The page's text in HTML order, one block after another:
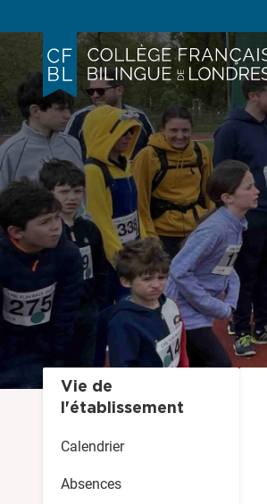
Vie de
l'établissement
Calendrier
Absences